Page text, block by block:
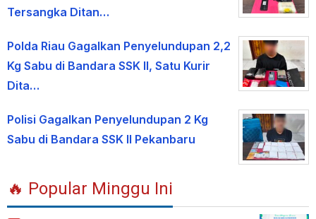
Tersangka Ditan…
Polda Riau Gagalkan Penyelundupan 2,2
Kg Sabu di Bandara SSK II, Satu Kurir
Dita…
Polisi Gagalkan Penyelundupan 2 Kg
Sabu di Bandara SSK II Pekanbaru
🔥 Popular Minggu Ini